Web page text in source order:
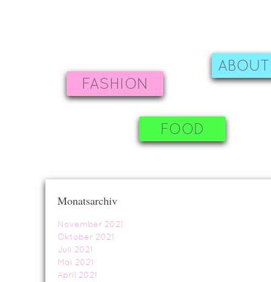
FASHION
FOOD
Monatsarchiv
November 2021
Oktober 2021
Juli 2021
Mai 2021
April 2021